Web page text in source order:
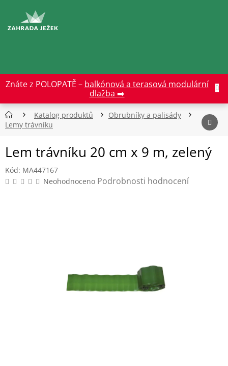
obsah
Znáte z POLOPATĚ – balkónová a terasová modulární
dlažba ➡️
Katalog produktů
Obrubníky a palisády
Lemy trávníku
Lem trávníku 20 cm x 9 m, zelený
Kód: MA447167
Průměrné
hodnocení
Neohodnoceno Podrobnosti hodnocení